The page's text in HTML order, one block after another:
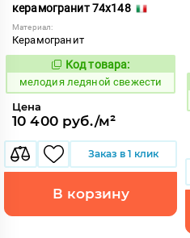
керамогранит 74x148
Материал:
Керамогранит
958833
Код товара:
мелодия ледяной свежести
Цена
10 400 руб./м²
Заказ в 1 клик
В корзину